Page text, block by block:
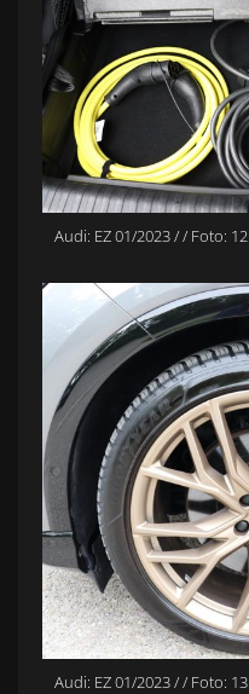
Audi: EZ 01/2023 / / Foto: 12
Audi: EZ 01/2023 / / Foto: 13